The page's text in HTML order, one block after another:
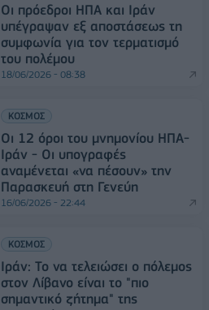
Οι πρόεδροι ΗΠΑ και Ιράν
υπέγραψαν εξ αποστάσεως τη
συμφωνία για τον τερματισμό
του πολέμου
18/06/2026 - 08:38
ΚΟΣΜΟΣ
Οι 12 όροι του μνημονίου ΗΠΑ-
Ιράν - Οι υπογραφές
αναμένεται «να πέσουν» την
Παρασκευή στη Γενεύη
16/06/2026 - 22:44
ΚΟΣΜΟΣ
Ιράν: Το να τελειώσει ο πόλεμος
στον Λίβανο είναι το "πιο
σημαντικό ζήτημα" της